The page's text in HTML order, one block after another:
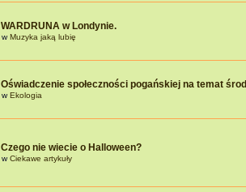
WARDRUNA w Londynie.
wMuzyka jaką lubię
Oświadczenie społeczności pogańskiej na temat
wEkologia
Czego nie wiecie o Halloween?
wCiekawe artykuły